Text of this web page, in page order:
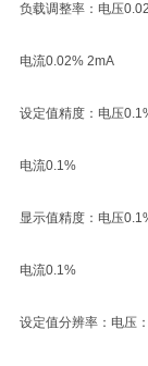
负载调整率：电压
电流0.02% 2mA
设定值精度：电压
电流0.1%
显示值精度：电压
电流0.1%
设定值分辨率：电压